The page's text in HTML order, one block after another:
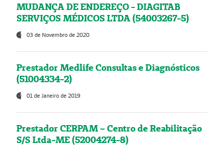
MUDANÇA DE ENDEREÇO - DIAGITAB
SERVIÇOS MÉDICOS LTDA (54003267-5)
03 de Novembro de 2020
Prestador Medlife Consultas e Diagnósticos
(51004334-2)
01 de Janeiro de 2019
Prestador CERPAM – Centro de Reabilitação
S/S Ltda-ME (52004274-8)